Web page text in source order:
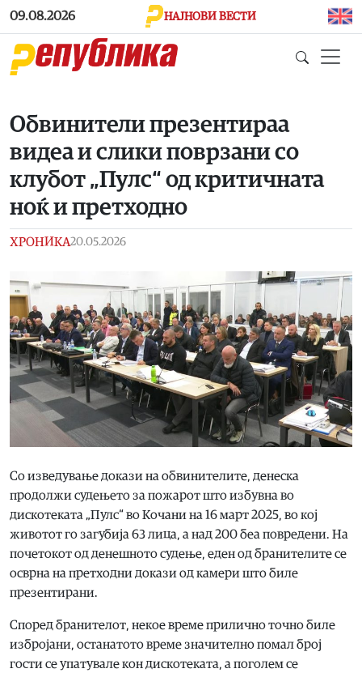
Skip to main content
09.08.2026 НАЈНОВИ ВЕСТИ
Обвинители презентираа
видеа и слики поврзани со
клубот „Пулс“ од критичната
ноќ и претходно
ХРОНИКА20.05.2026
Со изведување докази на обвинителите, денеска
продолжи судењето за пожарот што избувна во
дискотеката „Пулс“ во Кочани на 16 март 2025, во кој
животот го загубија 63 лица, а над 200 беа повредени. На
почетокот од денешното судење, еден од бранителите се
осврна на претходни докази од камери што биле
презентирани.
Според бранителот, некое време прилично точно биле
избројани, останатото време значително помал број
гости се упатувале кон дискотеката, а поголем се